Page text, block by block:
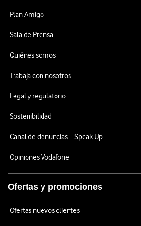
Plan Amigo
Sala de Prensa
Quiénes somos
Trabaja con nosotros
Legal y regulatorio
Sostenibilidad
Canal de denuncias – Speak Up
Opiniones Vodafone
Ofertas y promociones
Ofertas nuevos clientes